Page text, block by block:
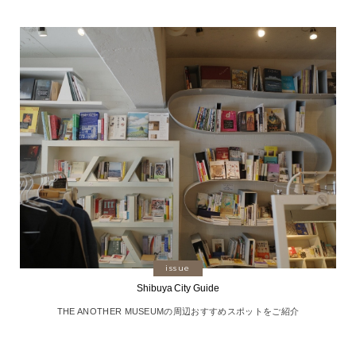
issue
Shibuya City Guide
THE ANOTHER MUSEUMの周辺おすすめスポットをご紹介